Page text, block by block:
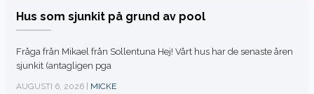
Hus som sjunkit på grund av pool
Fråga från Mikael från Sollentuna Hej! Vårt hus har de senaste åren
sjunkit (antagligen pga
AUGUSTI 6, 2026 | MICKE